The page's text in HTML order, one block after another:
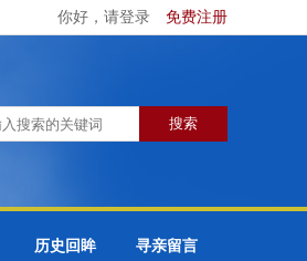
你好，请登录 免费注册
历史回眸 寻亲留言